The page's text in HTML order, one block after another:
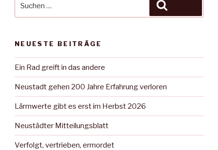
NEUESTE BEITRÄGE
Ein Rad greift in das andere
Neustadt gehen 200 Jahre Erfahrung verloren
Lärmwerte gibt es erst im Herbst 2026
Neustädter Mitteilungsblatt
Verfolgt, vertrieben, ermordet